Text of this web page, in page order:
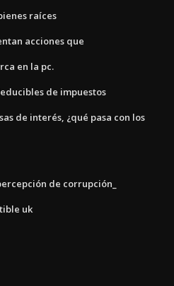
raíces
acciones que
en la pc.
de impuestos
de interés, ¿qué pasa con los
de corrupción_
uk